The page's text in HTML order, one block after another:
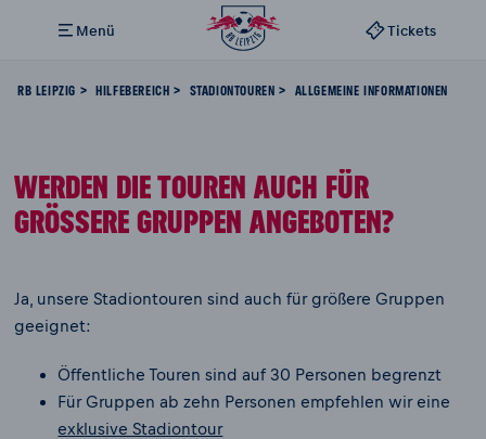
Menü Tickets
RB LEIPZIG HILFEBEREICH STADIONTOUREN ALLGEMEINE INFORMATIONEN
WERDEN DIE TOUREN AUCH FÜR
GRÖSSERE GRUPPEN ANGEBOTEN?
Ja, unsere Stadiontouren sind auch für größere Gruppen
geeignet:
Öffentliche Touren sind auf 30 Personen begrenzt
Für Gruppen ab zehn Personen empfehlen wir eine
exklusive Stadiontour